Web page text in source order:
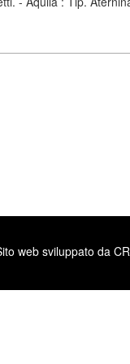
web sviluppato da